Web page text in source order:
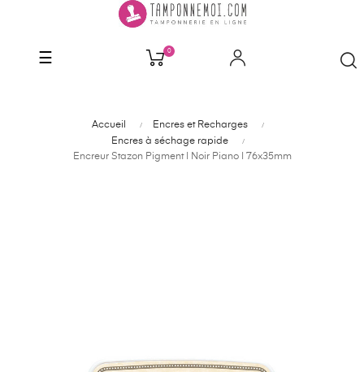
Basculer
☰ 0
Accueil
Encres et Recharges
Encres à séchage rapide
Encreur Stazon Pigment | Noir Piano | 76x35mm